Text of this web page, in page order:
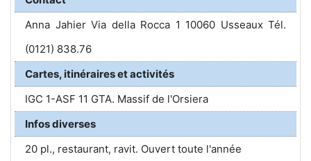
Anna Jahier Via della Rocca 1 10060 Usseaux Tél.
(0121) 838.76
Cartes, itinéraires et activités
IGC 1-ASF 11 GTA. Massif de l'Orsiera
Infos diverses
20 pl., restaurant, ravit. Ouvert toute l'année